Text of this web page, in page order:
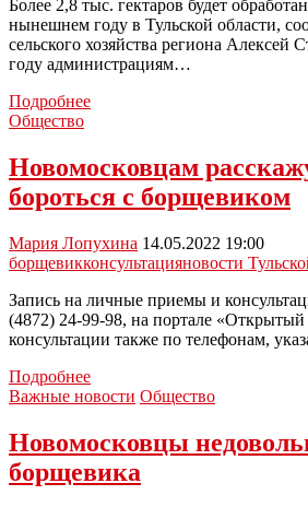
Более 2,8 тыс. гектаров будет
нынешнем году в Тульской области,
сельского хозяйства региона Алексей
году администрациям…
ПодробнееИнтерактивную
с
борщевиком
в
Тульской
области
Общество
Новомосковцам
бороться с борщевиком
Мария Лопухина 14.05.2022 19:00
борщевикконсультацияновости
Запись на личные приемы и
(4872) 24-99-98, на портале «Открытый
консультации также по телефонам,
ПодробнееНовомосковцам
расскажут
с
борщевиком
Важные новости Общество
Новомосковцы
борщевика